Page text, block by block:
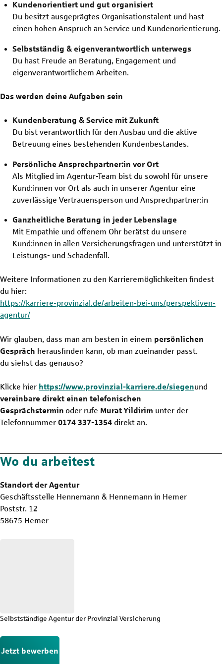
Kundenorientiert und gut organisiert
Du besitzt ausgeprägtes Organisationstalent und hast
einen hohen Anspruch an Service und Kundenorientierung.
Selbstständig & eigenverantwortlich unterwegs
Du hast Freude an Beratung, Engagement und
eigenverantwortlichem Arbeiten.
Das werden deine Aufgaben sein
Kundenberatung & Service mit Zukunft
Du bist verantwortlich für den Ausbau und die aktive
Betreuung eines bestehenden Kundenbestandes.
Persönliche Ansprechpartner:in vor Ort
Als Mitglied im Agentur-Team bist du sowohl für unsere
Kund:innen vor Ort als auch in unserer Agentur eine
zuverlässige Vertrauensperson und Ansprechpartner:in
Ganzheitliche Beratung in jeder Lebenslage
Mit Empathie und offenem Ohr berätst du unsere
Kund:innen in allen Versicherungsfragen und unterstützt in
Leistungs- und Schadenfall.
Weitere Informationen zu den Karrieremöglichkeiten findest
du hier:
https://karriere-provinzial.de/arbeiten-bei-uns/perspektiven-
agentur/
Wir glauben, dass man am besten in einem persönlichen
Gespräch herausfinden kann, ob man zueinander passt.
du siehst das genauso?
Klicke hier https://www.provinzial-karriere.de/siegenund
vereinbare direkt einen telefonischen
Gesprächstermin oder rufe Murat Yildirim unter der
Telefonnummer 0174 337-1354 direkt an.
Wo du arbeitest
Standort der Agentur
Geschäftsstelle Hennemann & Hennemann in Hemer
Poststr. 12
58675 Hemer
Selbstständige Agentur der Provinzial Versicherung
Jetzt bewerben